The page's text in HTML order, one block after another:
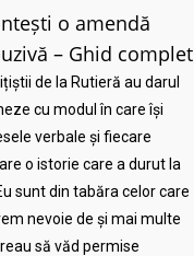
o amendă
– Ghid complet
de la Rutieră au darul
cu modul în care își
verbale și fiecare
o istorie care a durut la
sunt din tabăra celor care
nevoie de și mai multe
să văd permise